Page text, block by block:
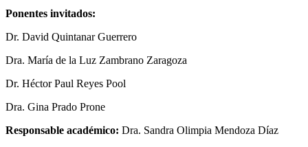
Ponentes invitados:
Dr. David Quintanar Guerrero
Dra. María de la Luz Zambrano Zaragoza
Dr. Héctor Paul Reyes Pool
Dra. Gina Prado Prone
Responsable académico: Dra. Sandra Olimpia Mendoza Díaz